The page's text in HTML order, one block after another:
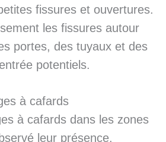
fissures et ouvertures.
les fissures autour
portes, des tuyaux et des
potentiels.
à cafards
à cafards dans les zones
leur présence.